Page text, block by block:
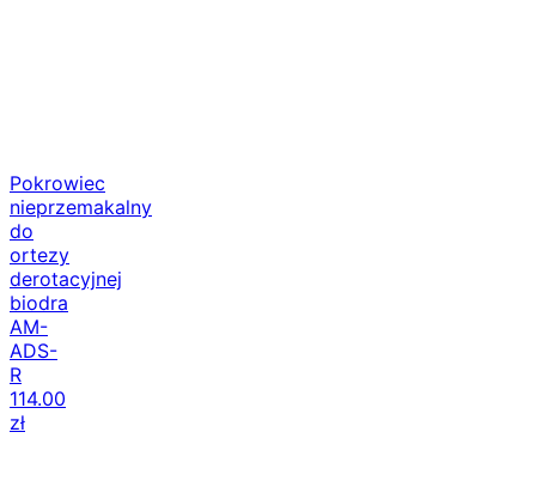
Pokrowiec
nieprzemakalny
do
ortezy
derotacyjnej
biodra
AM-
ADS-
R
114.00
zł